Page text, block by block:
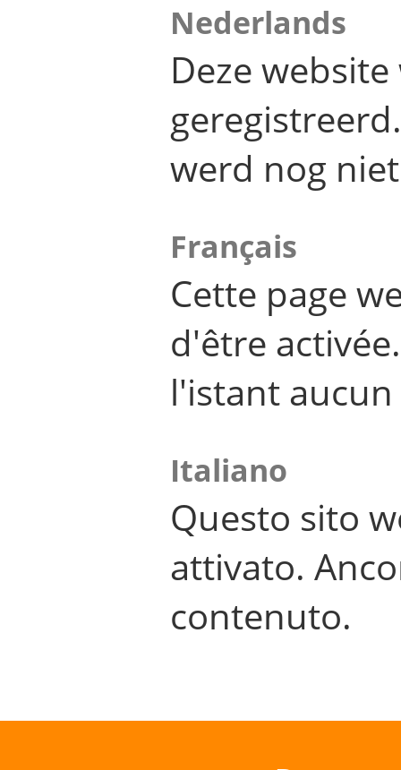
Nederlands
Deze
werd nog
Français
Cette page
d'être
l'istant
Italiano
Questo sito
attivato.
contenuto.